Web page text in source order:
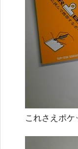
これさえポ